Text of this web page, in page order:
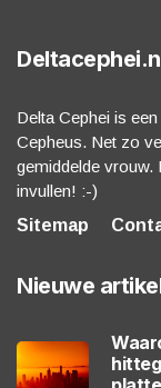
Delta Cephei is
Cepheus. Net zo
gemiddelde vrouw.
invullen! :-)
Sitemap
Nieuwe